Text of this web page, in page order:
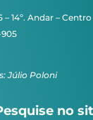
14º. Andar – Centro
905
Júlio Poloni
no